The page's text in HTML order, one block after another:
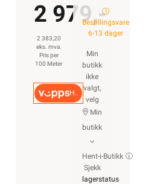
2 979,-
2 383,20
eks. mva.
Pris per
100 Meter
Hurtigkasse
Bestillingsvare
6-13 dager
Min
butikk
ikke
valgt,
velg
Min
butikk
Hent-i-Butikk
Sjekk
lagerstatus